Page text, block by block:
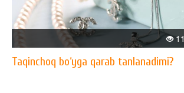
Taqinchoq bo‘yga qarab tanlanadimi?